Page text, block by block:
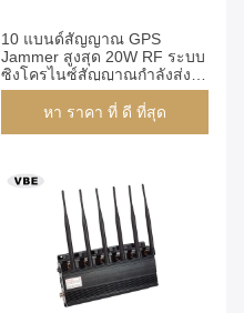
10 แบนด์สัญญาณ GPS
Jammer สูงสุด 20W RF ระบบ
ซิงโครไนซ์สัญญาณกำลังส่ง
สัญญาณ
หา ราคา ที่ ดี ที่สุด